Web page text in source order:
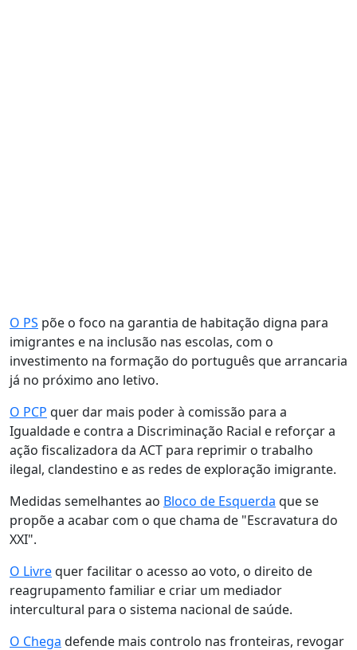
O PS põe o foco na garantia de habitação digna para
imigrantes e na inclusão nas escolas, com o
investimento na formação do português que arrancaria
já no próximo ano letivo.
O PCP quer dar mais poder à comissão para a
Igualdade e contra a Discriminação Racial e reforçar a
ação fiscalizadora da ACT para reprimir o trabalho
ilegal, clandestino e as redes de exploração imigrante.
Medidas semelhantes ao Bloco de Esquerda que se
propõe a acabar com o que chama de "Escravatura do
XXI".
O Livrequer facilitar o acesso ao voto, o direito de
reagrupamento familiar e criar um mediador
intercultural para o sistema nacional de saúde.
O Chega defende mais controlo nas fronteiras, revogar